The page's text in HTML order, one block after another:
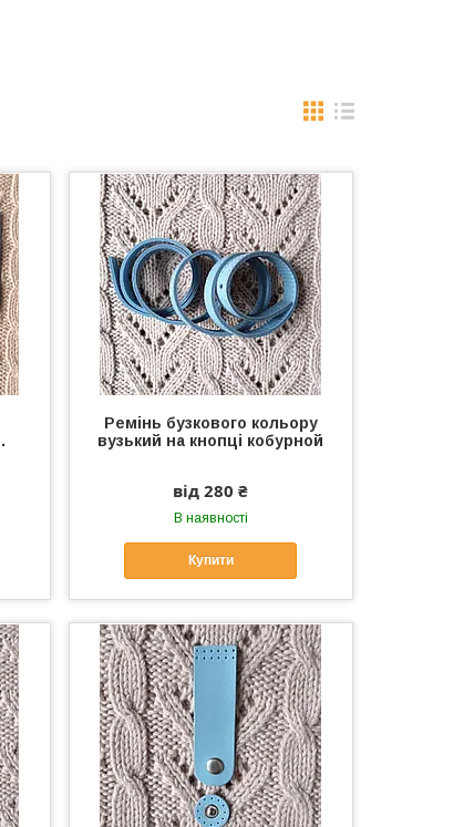
Ремінь бузкового кольору
вузький на кнопці кобурной
від 280 ₴
В наявності
Купити